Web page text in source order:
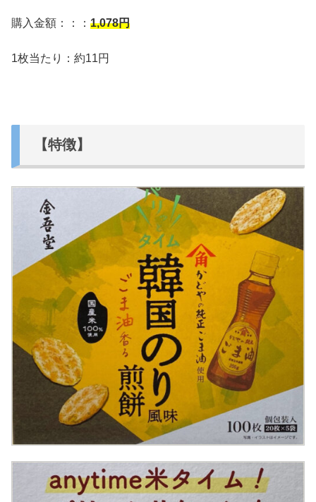
購入金額：：： 1,078円
1枚当たり：約11円
【特徴】